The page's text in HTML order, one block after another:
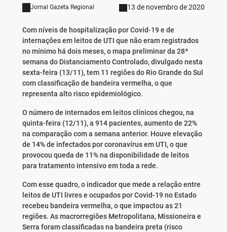
Jornal Gazeta Regional 13 de novembro de 2020
Com níveis de hospitalização por Covid-19 e de
internações em leitos de UTI que não eram registrados
no mínimo há dois meses, o mapa preliminar da 28ª
semana do Distanciamento Controlado, divulgado nesta
sexta-feira (13/11), tem 11 regiões do Rio Grande do Sul
com classificação de bandeira vermelha, o que
representa alto risco epidemiológico.
O número de internados em leitos clínicos chegou, na
quinta-feira (12/11), a 914 pacientes, aumento de 22%
na comparação com a semana anterior. Houve elevação
de 14% de infectados por coronavírus em UTI, o que
provocou queda de 11% na disponibilidade de leitos
para tratamento intensivo em toda a rede.
Com esse quadro, o indicador que mede a relação entre
leitos de UTI livres e ocupados por Covid-19 no Estado
recebeu bandeira vermelha, o que impactou as 21
regiões. As macrorregiões Metropolitana, Missioneira e
Serra foram classificadas na bandeira preta (risco